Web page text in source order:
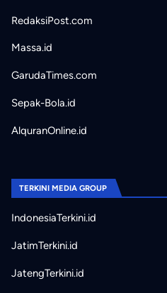
RedaksiPost.com
Massa.id
GarudaTimes.com
Sepak-Bola.id
AlquranOnline.id
TERKINI MEDIA GROUP
IndonesiaTerkini.id
JatimTerkini.id
JatengTerkini.id